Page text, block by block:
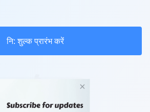
नि: शुल्क प्रारंभ करें